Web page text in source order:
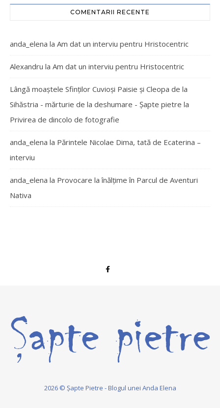
COMENTARII RECENTE
anda_elena la Am dat un interviu pentru Hristocentric
Alexandru la Am dat un interviu pentru Hristocentric
Lângă moaștele Sfinților Cuvioși Paisie și Cleopa de la
Sihăstria - mărturie de la deshumare - Şapte pietre la
Privirea de dincolo de fotografie
anda_elena la Părintele Nicolae Dima, tată de Ecaterina –
interviu
anda_elena la Provocare la înălțime în Parcul de Aventuri
Nativa
2026 © Șapte Pietre - Blogul unei Anda Elena